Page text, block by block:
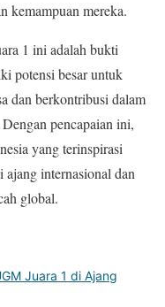
kemampuan mereka.
1 ini adalah bukti
potensi besar untuk
dan berkontribusi dalam
pencapaian ini,
yang terinspirasi
internasional dan
global.
Juara 1 di Ajang